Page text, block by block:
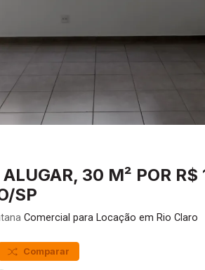
ALUGAR, 30 M² POR
SP
Comercial para Locação em Rio Claro
Comparar